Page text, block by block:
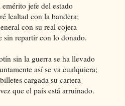
emérito jefe del estado
lealtad con la bandera;
con su real cojera
sin repartir con lo donado.
sin la guerra se ha llevado
así se va cualquiera;
cargada su cartera
que el país está arruinado.